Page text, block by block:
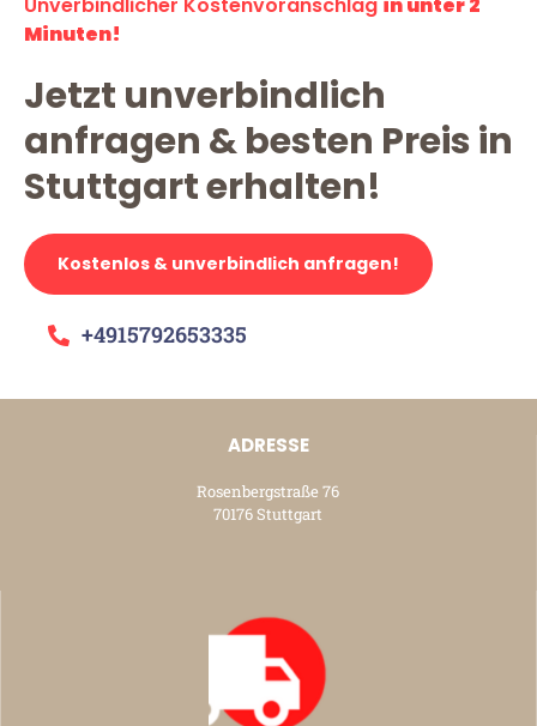
Minuten!
Jetzt unverbindlich
anfragen & besten Preis in
Stuttgart erhalten!
Kostenlos & unverbindlich anfragen!
+4915792653335
ADRESSE
Rosenbergstraße 76
70176 Stuttgart